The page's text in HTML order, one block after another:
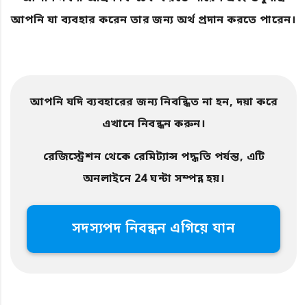
আপনি যা ব্যবহার করেন তার জন্য অর্থ প্রদান করতে পারেন।
আপনি যদি ব্যবহারের জন্য নিবন্ধিত না হন, দয়া করে
এখানে নিবন্ধন করুন।
রেজিস্ট্রেশন থেকে রেমিট্যান্স পদ্ধতি পর্যন্ত, এটি
অনলাইনে 24 ঘন্টা সম্পন্ন হয়।
সদস্যপদ নিবন্ধন এগিয়ে যান